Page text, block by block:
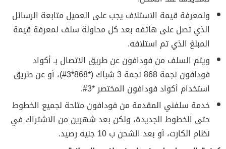
ولمعرفة قيمة الاستلاف يجب على العميل متابعة الرسائل
الذي تصل على هاتفه بعد كل محاولة سلف لمعرفة قيمة
المبلغ الذي تم استلافه.
ويتم السلف من فودافون عن طريق الاتصال بـ أكواد
فودافون نجمة 868 نجمة 3 شباك (*868*3#)، أو عن طريق
استخدام أكواد فودافون المختصر *3#.
خدمة سلفني المقدمة من فودافون متاحة لجميع الخطوط
حتى الخطوط الجديدة، ولكن بعد شهرين من الاشتراك في
نظام الكارت، أو بعد الشحن ب 10 جنيه رصيد.